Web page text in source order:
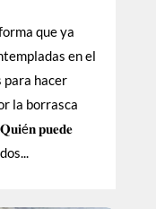
que ya
en el
hacer
la borrasca
𝐩𝐮𝐞𝐝𝐞